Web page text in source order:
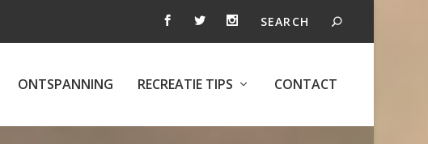
ONTSPANNING RECREATIE TIPS CONTACT